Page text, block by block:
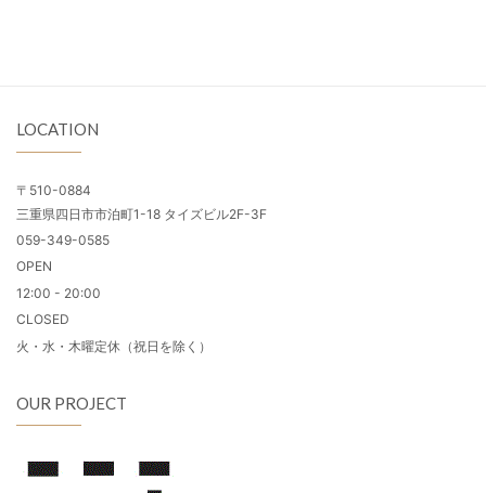
LOCATION
〒510-0884
三重県四日市市泊町1-18 タイズビル2F-3F
059-349-0585
OPEN
12:00 - 20:00
CLOSED
火・水・木曜定休（祝日を除く）
OUR PROJECT